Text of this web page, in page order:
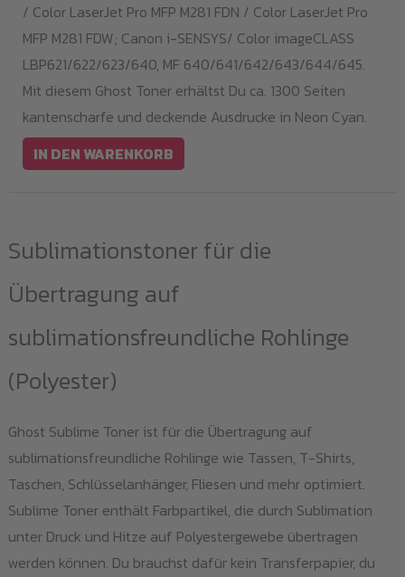
/ Color LaserJet Pro MFP M281 FDN / Color LaserJet Pro
MFP M281 FDW; Canon i-SENSYS/ Color imageCLASS
LBP621/622/623/640, MF 640/641/642/643/644/645.
Mit diesem Ghost Toner erhältst Du ca. 1300 Seiten
kantenscharfe und deckende Ausdrucke in Neon Cyan.
IN DEN WARENKORB
Sublimationstoner für die
Übertragung auf
sublimationsfreundliche Rohlinge
(Polyester)
Ghost Sublime Toner ist für die Übertragung auf
sublimationsfreundliche Rohlinge wie Tassen, T-Shirts,
Taschen, Schlüsselanhänger, Fliesen und mehr optimiert.
Sublime Toner enthält Farbpartikel, die durch Sublimation
unter Druck und Hitze auf Polyestergewebe übertragen
werden können. Du brauchst dafür kein Transferpapier, du